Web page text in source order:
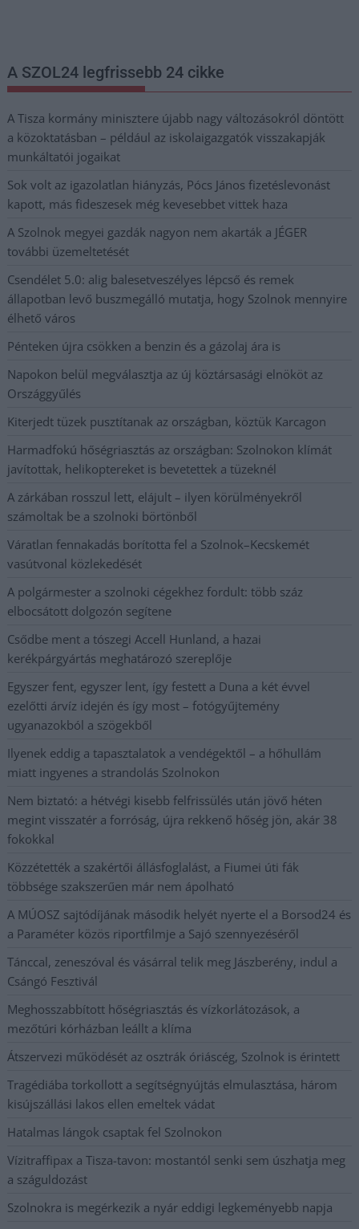
A SZOL24 legfrissebb 24 cikke
A Tisza kormány minisztere újabb nagy változásokról döntött
a közoktatásban – például az iskolaigazgatók visszakapják
munkáltatói jogaikat
Sok volt az igazolatlan hiányzás, Pócs János fizetéslevonást
kapott, más fideszesek még kevesebbet vittek haza
A Szolnok megyei gazdák nagyon nem akarták a JÉGER
további üzemeltetését
Csendélet 5.0: alig balesetveszélyes lépcső és remek
állapotban levő buszmegálló mutatja, hogy Szolnok mennyire
élhető város
Pénteken újra csökken a benzin és a gázolaj ára is
Napokon belül megválasztja az új köztársasági elnököt az
Országgyűlés
Kiterjedt tüzek pusztítanak az országban, köztük Karcagon
Harmadfokú hőségriasztás az országban: Szolnokon klímát
javítottak, helikoptereket is bevetettek a tüzeknél
A zárkában rosszul lett, elájult – ilyen körülményekről
számoltak be a szolnoki börtönből
Váratlan fennakadás borította fel a Szolnok–Kecskemét
vasútvonal közlekedését
A polgármester a szolnoki cégekhez fordult: több száz
elbocsátott dolgozón segítene
Csődbe ment a tószegi Accell Hunland, a hazai
kerékpárgyártás meghatározó szereplője
Egyszer fent, egyszer lent, így festett a Duna a két évvel
ezelőtti árvíz idején és így most – fotógyűjtemény
ugyanazokból a szögekből
Ilyenek eddig a tapasztalatok a vendégektől – a hőhullám
miatt ingyenes a strandolás Szolnokon
Nem biztató: a hétvégi kisebb felfrissülés után jövő héten
megint visszatér a forróság, újra rekkenő hőség jön, akár 38
fokokkal
Közzétették a szakértői állásfoglalást, a Fiumei úti fák
többsége szakszerűen már nem ápolható
A MÚOSZ sajtódíjának második helyét nyerte el a Borsod24 és
a Paraméter közös riportfilmje a Sajó szennyezéséről
Tánccal, zeneszóval és vásárral telik meg Jászberény, indul a
Csángó Fesztivál
Meghosszabbított hőségriasztás és vízkorlátozások, a
mezőtúri kórházban leállt a klíma
Átszervezi működését az osztrák óriáscég, Szolnok is érintett
Tragédiába torkollott a segítségnyújtás elmulasztása, három
kisújszállási lakos ellen emeltek vádat
Hatalmas lángok csaptak fel Szolnokon
Vízitraffipax a Tisza-tavon: mostantól senki sem úszhatja meg
a száguldozást
Szolnokra is megérkezik a nyár eddigi legkeményebb napja